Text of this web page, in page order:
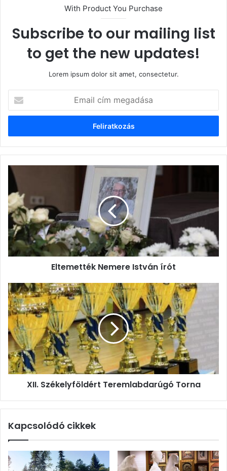
With Product You Purchase
Subscribe to our mailing list
to get the new updates!
Lorem ipsum dolor sit amet, consectetur.
cím
megadása
Eltemették
Nemere
István
írót
Eltemették Nemere István írót
XII.
Székelyföldért
Teremlabdarúgó
Torna
XII. Székelyföldért Teremlabdarúgó Torna
Kapcsolódó cikkek